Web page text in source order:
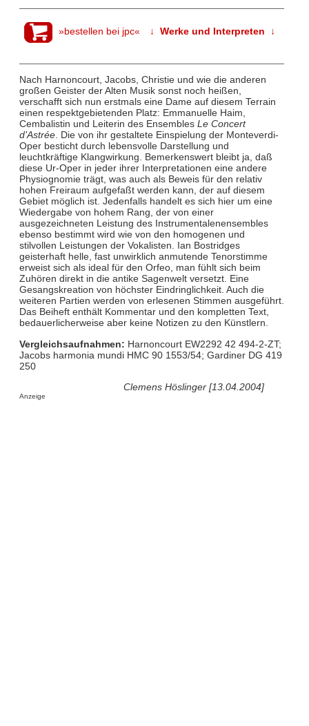
»bestellen bei jpc« ↓ Werke und Interpreten ↓
Nach Harnoncourt, Jacobs, Christie und wie die anderen
großen Geister der Alten Musik sonst noch heißen,
verschafft sich nun erstmals eine Dame auf diesem Terrain
einen respektgebietenden Platz: Emmanuelle Haim,
Cembalistin und Leiterin des Ensembles Le Concert
d’Astrée. Die von ihr gestaltete Einspielung der Monteverdi-
Oper besticht durch lebensvolle Darstellung und
leuchtkräftige Klangwirkung. Bemerkenswert bleibt ja, daß
diese Ur-Oper in jeder ihrer Interpretationen eine andere
Physiognomie trägt, was auch als Beweis für den relativ
hohen Freiraum aufgefaßt werden kann, der auf diesem
Gebiet möglich ist. Jedenfalls handelt es sich hier um eine
Wiedergabe von hohem Rang, der von einer
ausgezeichneten Leistung des Instrumentalenensembles
ebenso bestimmt wird wie von den homogenen und
stilvollen Leistungen der Vokalisten. Ian Bostridges
geisterhaft helle, fast unwirklich anmutende Tenorstimme
erweist sich als ideal für den Orfeo, man fühlt sich beim
Zuhören direkt in die antike Sagenwelt versetzt. Eine
Gesangskreation von höchster Eindringlichkeit. Auch die
weiteren Partien werden von erlesenen Stimmen ausgeführt.
Das Beiheft enthält Kommentar und den kompletten Text,
bedauerlicherweise aber keine Notizen zu den Künstlern.
Vergleichsaufnahmen: Harnoncourt EW2292 42 494-2-ZT;
Jacobs harmonia mundi HMC 90 1553/54; Gardiner DG 419
250
Clemens Höslinger [13.04.2004]
Anzeige